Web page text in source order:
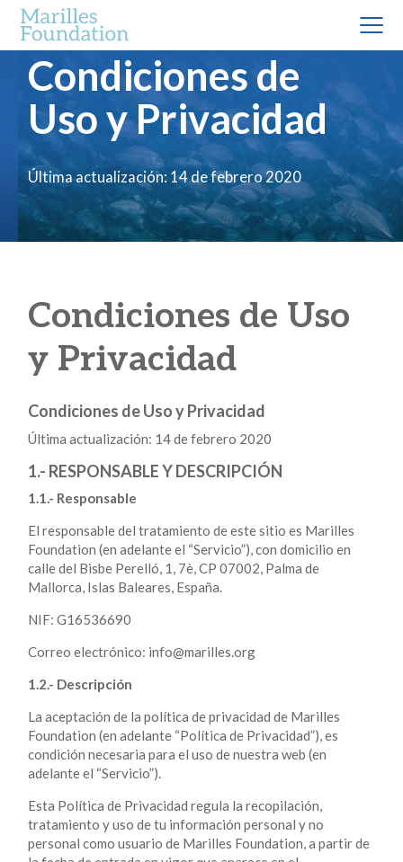
Condiciones de
Uso y Privacidad
Última actualización: 14 de febrero 2020
Condiciones de Uso
y Privacidad
Condiciones de Uso y Privacidad
Última actualización: 14 de febrero 2020
1.- RESPONSABLE Y DESCRIPCIÓN
1.1.- Responsable
El responsable del tratamiento de este sitio es Marilles
Foundation (en adelante el “Servicio”), con domicilio en
calle del Bisbe Perelló, 1, 7è, CP 07002, Palma de
Mallorca, Islas Baleares, España.
NIF: G16536690
Correo electrónico: info@marilles.org
1.2.- Descripción
La aceptación de la política de privacidad de Marilles
Foundation (en adelante “Política de Privacidad”), es
condición necesaria para el uso de nuestra web (en
adelante el “Servicio”).
Esta Política de Privacidad regula la recopilación,
tratamiento y uso de tu información personal y no
personal como usuario de Marilles Foundation, a partir de